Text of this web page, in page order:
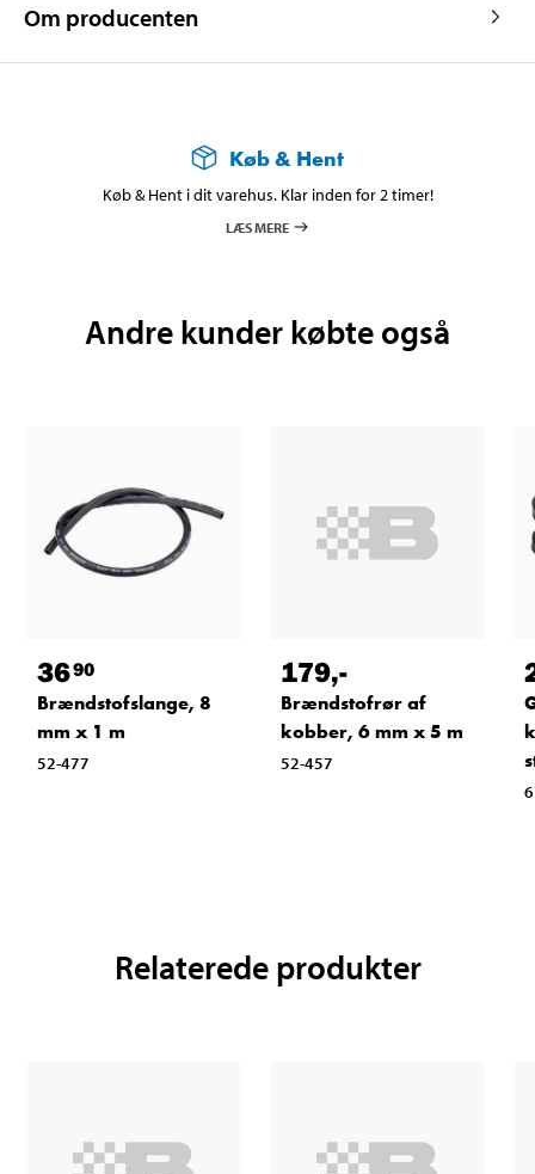
Om producenten
Køb & Hent
Køb & Hent i dit varehus. Klar inden for 2 timer!
LÆS MERE
Andre kunder købte også
3690
Brændstofslange, 8
mm x 1 m
52-477
179,-
Brændstofrør af
kobber, 6 mm x 5 m
52-457
Relaterede produkter